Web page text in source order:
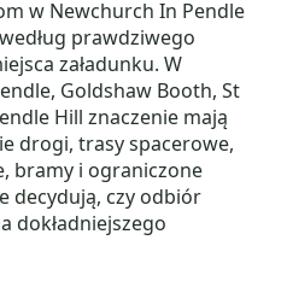
w Newchurch In Pendle
prawdziwego
załadunku. W
Goldshaw Booth, St
Hill znaczenie mają
drogi, trasy spacerowe,
bramy i ograniczone
decydują, czy odbiór
dokładniejszego